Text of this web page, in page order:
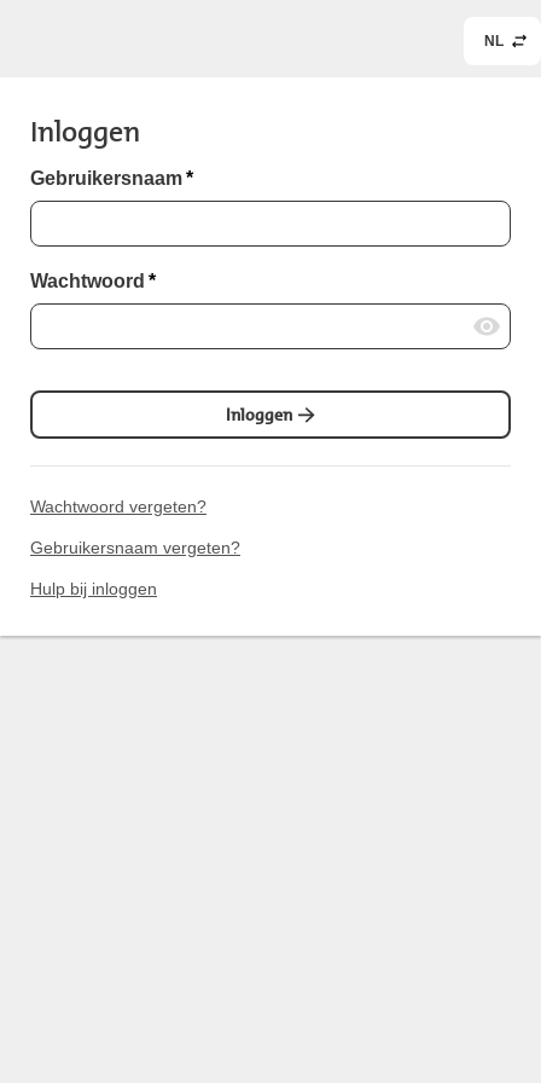
NL
Inloggen
Gebruikersnaam*
Wachtwoord *
Inloggen
Wachtwoord vergeten?
Gebruikersnaam vergeten?
Hulp bij inloggen